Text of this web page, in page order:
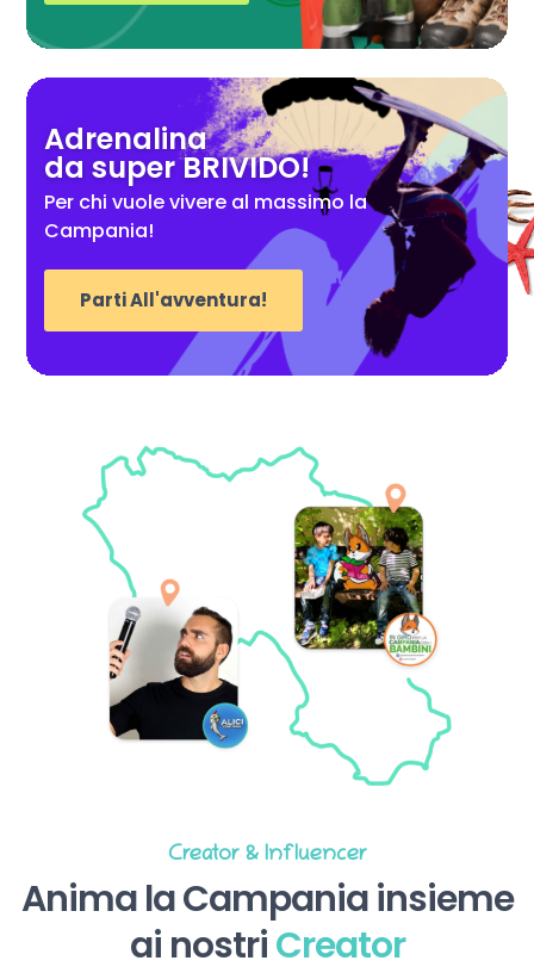
Adrenalina
da super BRIVIDO!
Per chi vuole vivere al massimo la
Campania!
Parti All'avventura!
Creator & Influencer
Anima la Campania insieme
ai nostriCreator